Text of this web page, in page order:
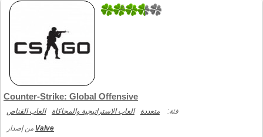
5
Counter-Strike: Global Offensive
فئة: متعددة العاب الاستراتيجية والمحاكاة العاب القناص
Valve